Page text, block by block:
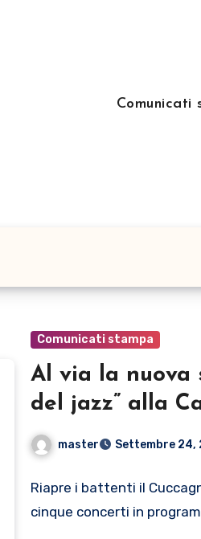
Comunicati
Comunicati stampa
Al via la nuova
del jazz” alla
Milano: si parte martedì 1 ottobre
con il Magic
master Settembre 24,
Riapre i battenti il
cinque concerti in